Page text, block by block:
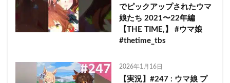
でピックアップされたウマ
娘たち 2021〜22年編
【THE TIME,】 #ウマ娘
#thetime_tbs
2026年1月16日
【実況】#247 : ウマ娘 プ